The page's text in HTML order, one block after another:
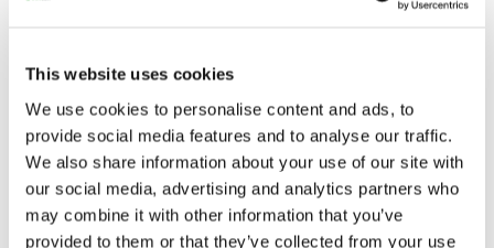
This website uses cookies
We use cookies to personalise content and ads, to
provide social media features and to analyse our traffic.
We also share information about your use of our site with
our social media, advertising and analytics partners who
may combine it with other information that you’ve
provided to them or that they’ve collected from your use
ja saunan lauteille mahtuu parhaimmillaan jopa
tusina saunojaa. Rantasauna sopii virkistyspaikaksi
työporukan kanssa tai illanistujaisiin ystävien
kesken ja tarjoaa mitä rennoimmat puitteet näihin
tarkoituksiin.